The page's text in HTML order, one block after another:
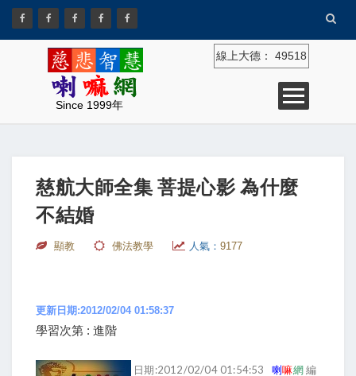
Since 1999年
線上大德： 49518
慈航大師全集 菩提心影 為什麼
不結婚
顯教 佛法教學 人氣： 9177
更新日期:2012/02/04 01:58:37
學習次第 : 進階
日期:2012/02/04 01:54:53喇嘛網編